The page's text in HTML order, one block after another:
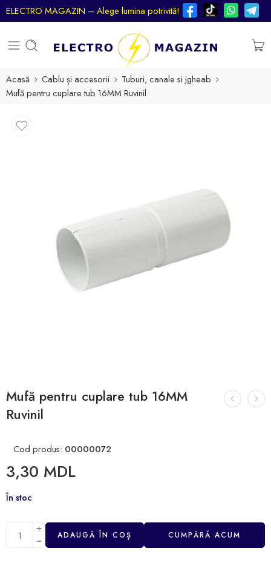
ELECTRO MAGAZIN – Alege lumina potrivită!
Acasă Cablu și accesorii
Tuburi, canale si jgheab
Mufă pentru cuplare tub 16MM Ruvinil
Mufă pentru cuplare tub 16MM
Ruvinil
Cod produs: 00000072
3,30 MDL
În stoc
ADAUGĂ ÎN COȘ CUMPĂRĂ ACUM